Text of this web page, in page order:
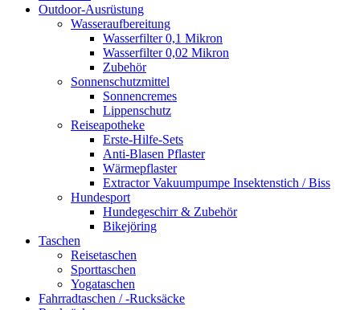
Outdoor-Ausrüstung
Wasseraufbereitung
Wasserfilter 0,1 Mikron
Wasserfilter 0,02 Mikron
Zubehör
Sonnenschutzmittel
Sonnencremes
Lippenschutz
Reiseapotheke
Erste-Hilfe-Sets
Anti-Blasen Pflaster
Wärmepflaster
Extractor Vakuumpumpe Insektenstich / Biss
Hundesport
Hundegeschirr & Zubehör
Bikejöring
Taschen
Reisetaschen
Sporttaschen
Yogataschen
Fahrradtaschen / -Rucksäcke